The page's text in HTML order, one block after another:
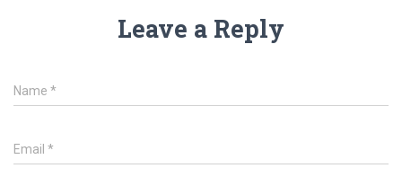
Leave a Reply
Name *
Email *